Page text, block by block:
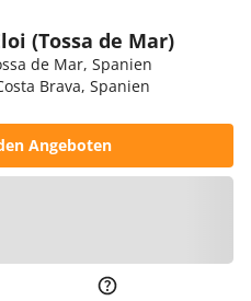
(Tossa de Mar)
de Mar, Spanien
Brava, Spanien
Angeboten